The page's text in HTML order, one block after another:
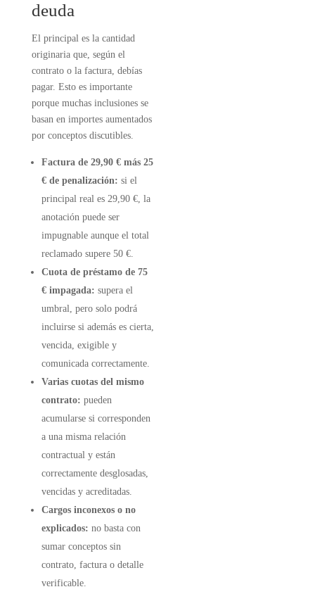
deuda
El principal es la cantidad
originaria que, según el
contrato o la factura, debías
pagar. Esto es importante
porque muchas inclusiones se
basan en importes aumentados
por conceptos discutibles.
Factura de 29,90 € más 25
€ de penalización: si el
principal real es 29,90 €, la
anotación puede ser
impugnable aunque el total
reclamado supere 50 €.
Cuota de préstamo de 75
€ impagada: supera el
umbral, pero solo podrá
incluirse si además es cierta,
vencida, exigible y
comunicada correctamente.
Varias cuotas del mismo
contrato: pueden
acumularse si corresponden
a una misma relación
contractual y están
correctamente desglosadas,
vencidas y acreditadas.
Cargos inconexos o no
explicados: no basta con
sumar conceptos sin
contrato, factura o detalle
verificable.